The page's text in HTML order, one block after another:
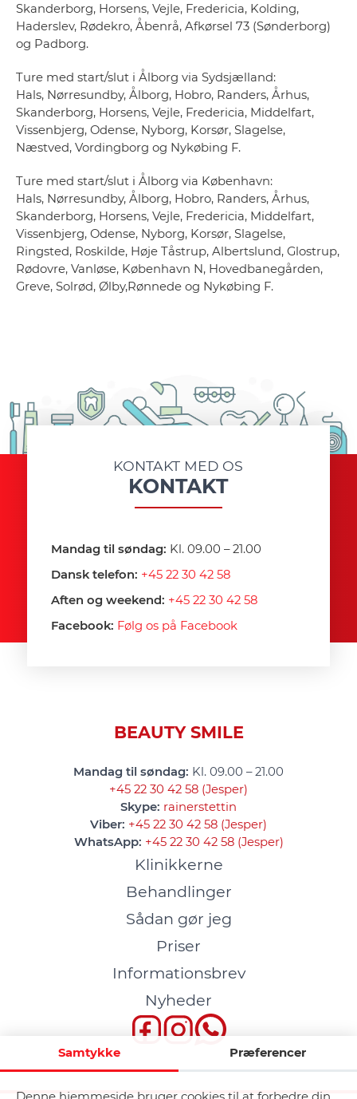
Skanderborg, Horsens, Vejle, Fredericia, Kolding,
Haderslev, Rødekro, Åbenrå, Afkørsel 73 (Sønderborg)
og Padborg.
Ture med start/slut i Ålborg via Sydsjælland:
Hals, Nørresundby, Ålborg, Hobro, Randers, Århus,
Skanderborg, Horsens, Vejle, Fredericia, Middelfart,
Vissenbjerg, Odense, Nyborg, Korsør, Slagelse,
Næstved, Vordingborg og Nykøbing F.
Ture med start/slut i Ålborg via København:
Hals, Nørresundby, Ålborg, Hobro, Randers, Århus,
Skanderborg, Horsens, Vejle, Fredericia, Middelfart,
Vissenbjerg, Odense, Nyborg, Korsør, Slagelse,
Ringsted, Roskilde, Høje Tåstrup, Albertslund, Glostrup,
Rødovre, Vanløse, København N, Hovedbanegården,
Greve, Solrød, Ølby,Rønnede og Nykøbing F.
KONTAKT MED OS
KONTAKT
Mandag til søndag: Kl. 09.00 – 21.00
Dansk telefon: +45 22 30 42 58
Aften og weekend: +45 22 30 42 58
Facebook: Følg os på Facebook
BEAUTY SMILE
Mandag til søndag: Kl. 09.00 – 21.00
+45 22 30 42 58 (Jesper)
Skype: rainerstettin
Viber: +45 22 30 42 58 (Jesper)
WhatsApp: +45 22 30 42 58 (Jesper)
Klinikkerne
Behandlinger
Sådan gør jeg
Priser
Informationsbrev
Nyheder
Samtykke Præferencer